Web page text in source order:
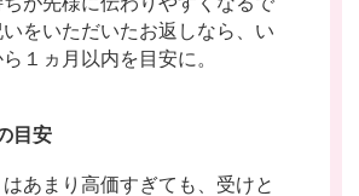
いをいただいたお返しなら、い
１ヵ月以内を目安に。
目安
あまり高価すぎても、受けと